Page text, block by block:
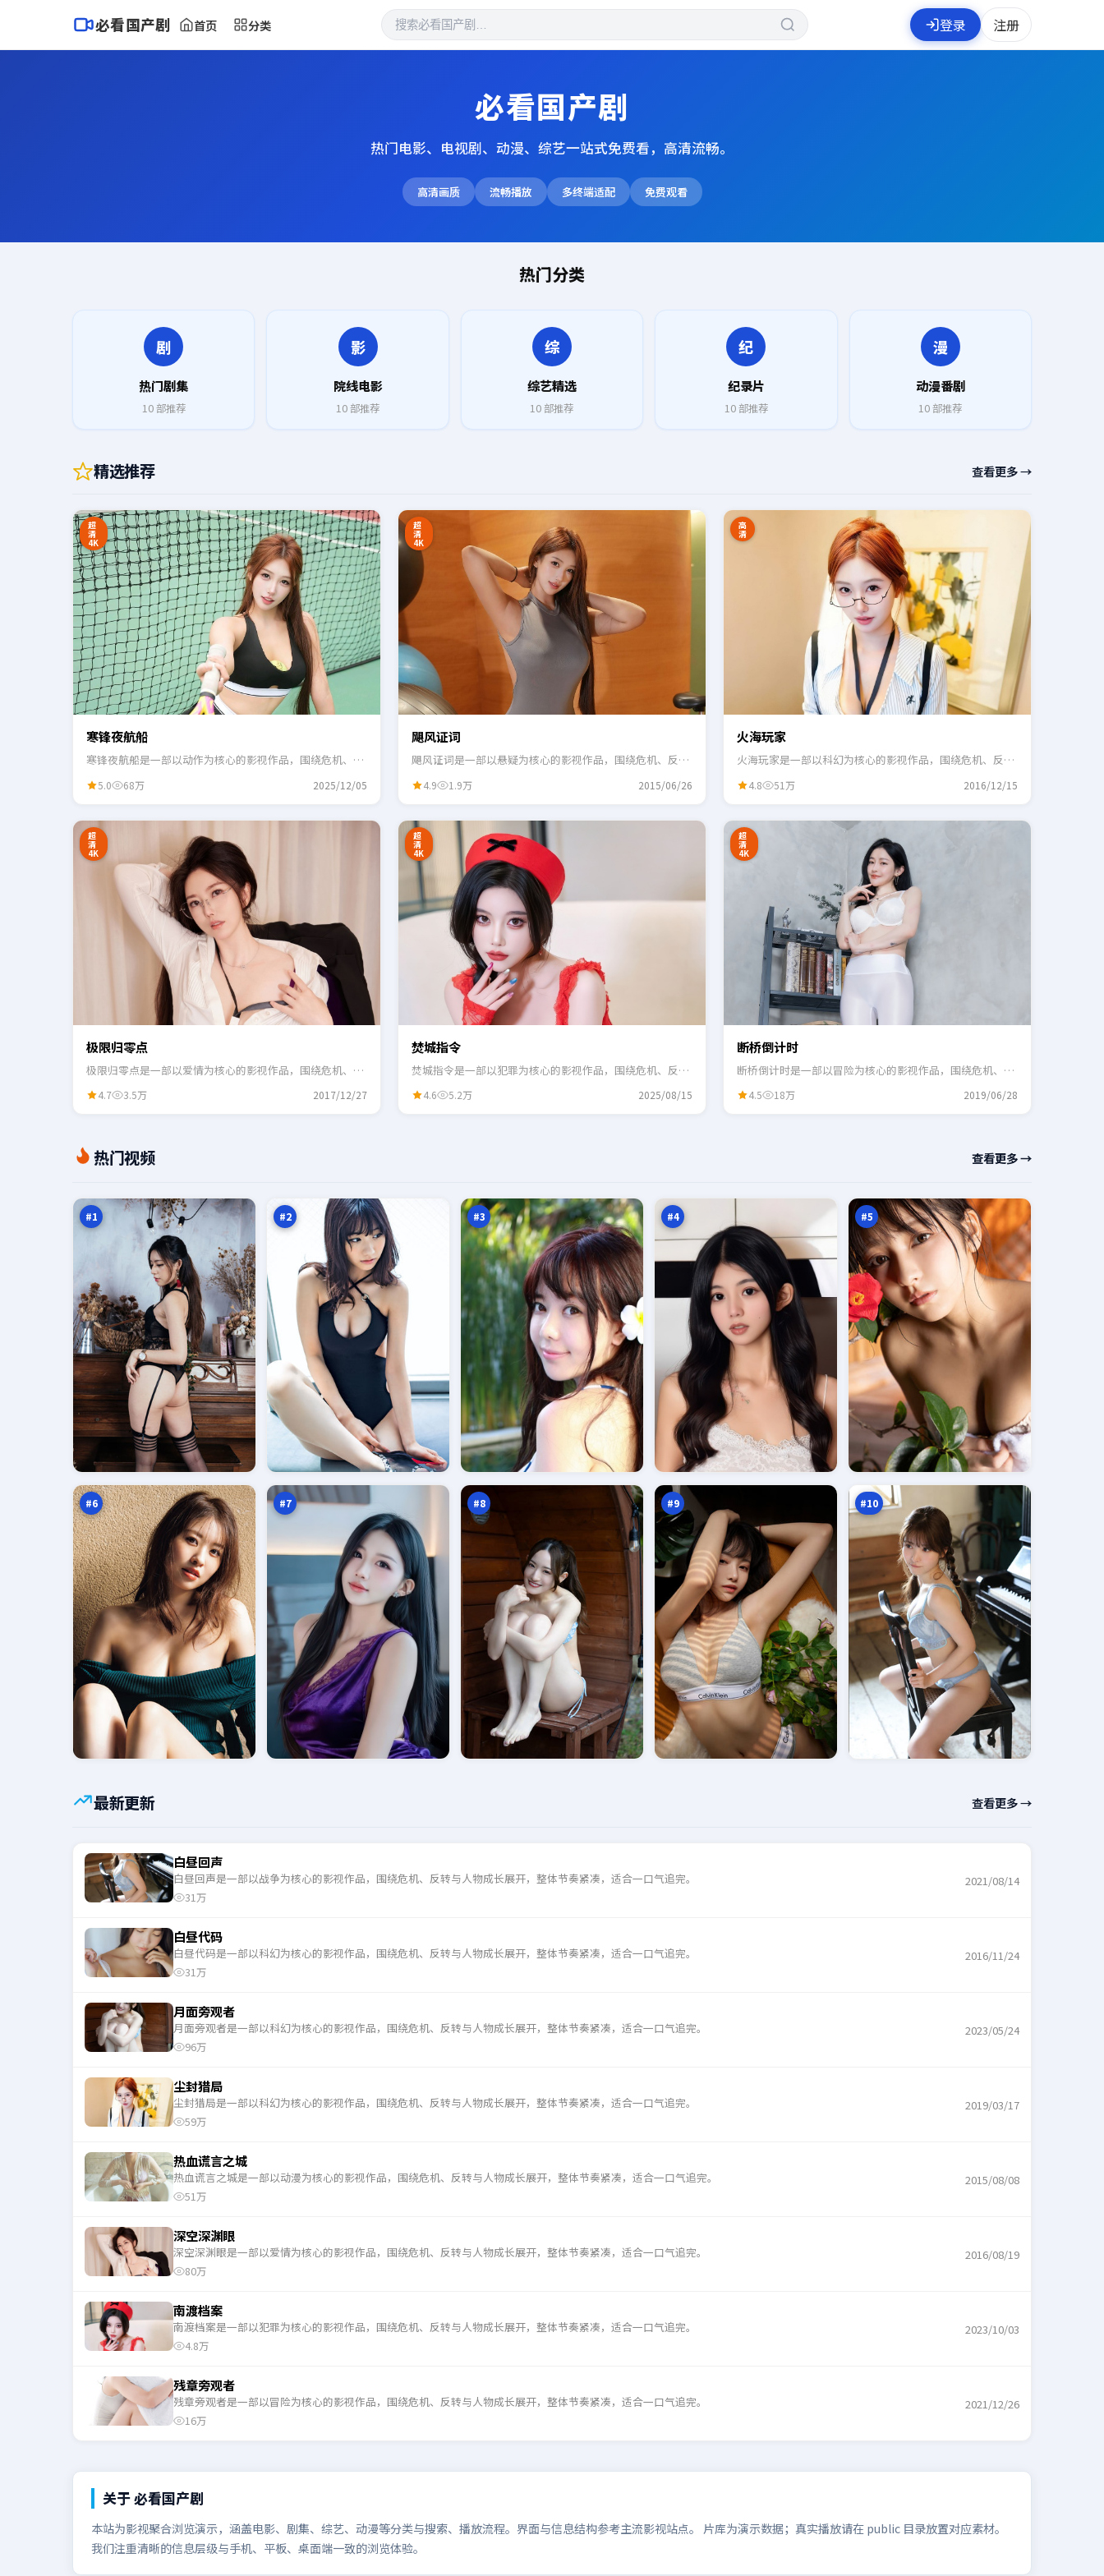
必看国产剧 首页 分类 登录 注册
必看国产剧
热门电影、电视剧、动漫、综艺一站式免费看，高清流畅。
高清画质 流畅播放 多终端适配 免费观看
热门分类
剧
热门剧集
10部推荐
影
院线电影
10部推荐
综
综艺精选
10部推荐
纪
纪录片
10部推荐
漫
动漫番剧
10部推荐
精选推荐 查看更多 →
超
清
4K
寒锋夜航船
寒锋夜航船是一部以动作为核心的影视作品，围绕危机、反
5.0 68万 2025/12/05
超
清
4K
飓风证词
飓风证词是一部以悬疑为核心的影视作品，围绕危机、反转
4.9 1.9万 2015/06/26
高
清
火海玩家
火海玩家是一部以科幻为核心的影视作品，围绕危机、反转
4.8 51万 2016/12/15
超
清
4K
极限归零点
极限归零点是一部以爱情为核心的影视作品，围绕危机、反
4.7 3.5万 2017/12/27
超
清
4K
焚城指令
焚城指令是一部以犯罪为核心的影视作品，围绕危机、反转
4.6 5.2万 2025/08/15
超
清
4K
断桥倒计时
断桥倒计时是一部以冒险为核心的影视作品，围绕危机、反
4.5 18万 2019/06/28
热门视频 查看更多 →
#1
潮
汐
#2 #3 #4 #5
#6
钢
铁
回
声
96
万
#7
场万
#8
月
面
旁
观
者
万
#9
踪
96
万
#10
暗
涌
95
万
最新更新 查看更多 →
白昼回声
白昼回声是一部以战争为核心的影视作品，围绕危机、反转与人物成长展开，整体节奏紧凑，适合一口气追完。
31万
2021/08/14
白昼代码
白昼代码是一部以科幻为核心的影视作品，围绕危机、反转与人物成长展开，整体节奏紧凑，适合一口气追完。
31万
2016/11/24
月面旁观者
月面旁观者是一部以科幻为核心的影视作品，围绕危机、反转与人物成长展开，整体节奏紧凑，适合一口气追完。
96万
2023/05/24
尘封猎局
尘封猎局是一部以科幻为核心的影视作品，围绕危机、反转与人物成长展开，整体节奏紧凑，适合一口气追完。
59万
2019/03/17
热血谎言之城
热血谎言之城是一部以动漫为核心的影视作品，围绕危机、反转与人物成长展开，整体节奏紧凑，适合一口气追完。
51万
2015/08/08
深空深渊眼
深空深渊眼是一部以爱情为核心的影视作品，围绕危机、反转与人物成长展开，整体节奏紧凑，适合一口气追完。
80万
2016/08/19
南渡档案
南渡档案是一部以犯罪为核心的影视作品，围绕危机、反转与人物成长展开，整体节奏紧凑，适合一口气追完。
4.8万
2023/10/03
残章旁观者
残章旁观者是一部以冒险为核心的影视作品，围绕危机、反转与人物成长展开，整体节奏紧凑，适合一口气追完。
16万
2021/12/26
关于必看国产剧
本站为影视聚合浏览演示，涵盖电影、剧集、综艺、动漫等分类与搜索、播放流程。界面与信息结构参考主流影视站点。 片库为演示数据；真实播放请在 public 目录放置对应素材。
我们注重清晰的信息层级与手机、平板、桌面端一致的浏览体验。